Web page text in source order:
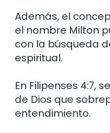
Además, el
el nombre Milton
con la búsqueda
espiritual.
En Filipenses 4:7,
de Dios que
entendimiento.